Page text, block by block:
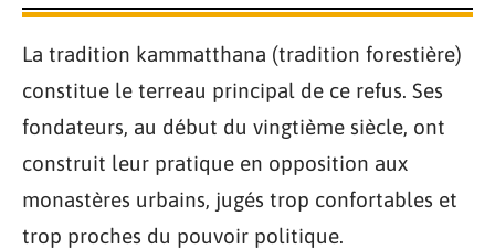
La tradition kammatthana (tradition forestière)
constitue le terreau principal de ce refus. Ses
fondateurs, au début du vingtième siècle, ont
construit leur pratique en opposition aux
monastères urbains, jugés trop confortables et
trop proches du pouvoir politique.